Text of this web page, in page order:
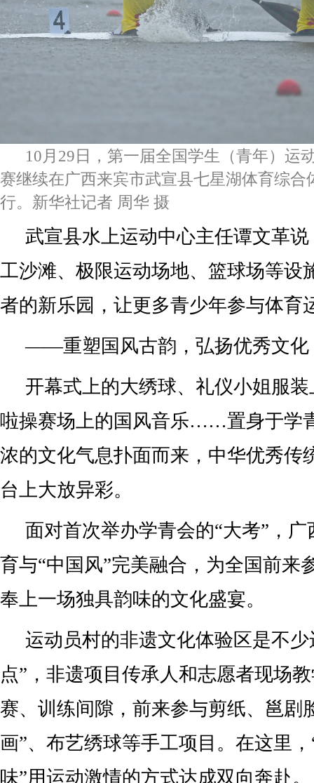
10月29日，第一届全国学生（青年）运
赛继续在广西来宾市武宣县七星湖体育综合
行。新华社记者 周华 摄
武宣县水上运动中心主任谭文革
工沙滩、极限运动场地、篮球场等设
者的新乐园，让更多青少年参与体育
——重塑国风古韵，弘扬优秀文化
开幕式上的大绣球、礼仪小姐服
啦操赛场上的国风音乐……置身于学
浓的文化气息扑面而来，中华优秀传
台上大放异彩。
面对首次举办学青会的“大考”，
育与“中国风”完美融合，为全国前来
奉上一场独具韵味的文化盛宴。
运动员村的非遗文化体验区是不
点”，非遗项目传承人和志愿者现场
赛、训练间隙，前来参与剪纸、邕剧
画”、布艺绣球等手工项目。在这里
味”用运动激情的方式达成双向奔赴。